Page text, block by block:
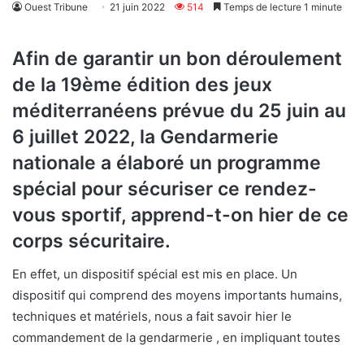
Ouest Tribune 21 juin 2022 514 Temps de lecture 1 minute
Afin de garantir un bon déroulement
de la 19ème édition des jeux
méditerranéens prévue du 25 juin au
6 juillet 2022, la Gendarmerie
nationale a élaboré un programme
spécial pour sécuriser ce rendez-
vous sportif, apprend-t-on hier de ce
corps sécuritaire.
En effet, un dispositif spécial est mis en place. Un
dispositif qui comprend des moyens importants humains,
techniques et matériels, nous a fait savoir hier le
commandement de la gendarmerie , en impliquant toutes